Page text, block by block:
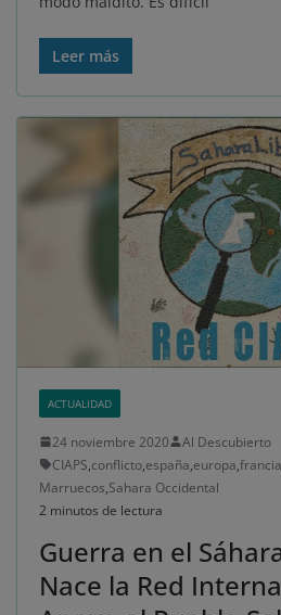
Leer más
ACTUALIDAD
24 noviembre 2020
Al Descubierto
CIAPS,conflicto,españa,europa,francia
Marruecos,Sahara Occidental
2 minutos de lectura
Guerra en el
Nace la Red